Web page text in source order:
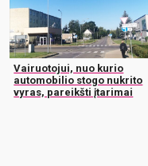
Vairuotojui, nuo kurio
automobilio stogo nukrito
vyras, pareikšti įtarimai